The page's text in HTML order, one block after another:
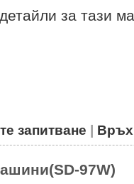
за тази
запитване | Връх
97W)